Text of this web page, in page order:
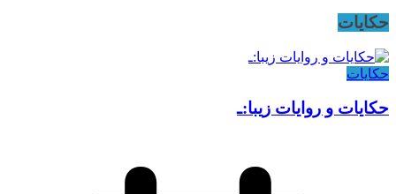
حکایات
حکایات
حکایات و روایات زیبا:ـ